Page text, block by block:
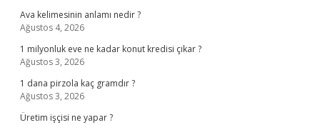
Ava kelimesinin anlamı nedir ?
Ağustos 4, 2026
1 milyonluk eve ne kadar konut kredisi çıkar ?
Ağustos 3, 2026
1 dana pirzola kaç gramdır ?
Ağustos 3, 2026
Üretim işçisi ne yapar ?